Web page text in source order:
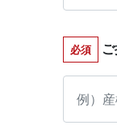
必須